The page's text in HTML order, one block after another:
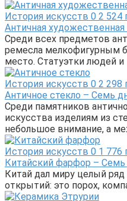
История искусств 0 2 524
Античная художественная
Среди всех предметов
ремесла мелкофигурным
место. Статуэтки людей и
История искусств 0 2 298
Античное стекло – Семь
Среди памятников
искусства изделиям из
небольшое внимание, а
История искусств 0 1 776
Китайский фарфор – Семь
Китай дал миру целый
открытий: это порох,